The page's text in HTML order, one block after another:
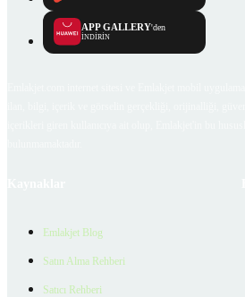
APP GALLERY'den
İNDİRİN
Emlakjet Blog
Satın Alma Rehberi
Satıcı Rehberi